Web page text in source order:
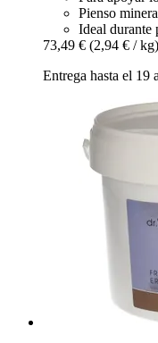
Pienso
Ideal durante
73,49 € (2,94 € / kg)
Entrega hasta el 19